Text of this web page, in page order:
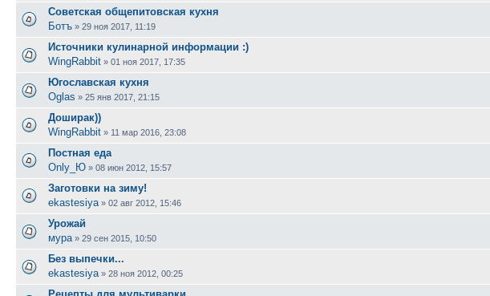
Советская общепитовская кухня
Ботъ » 29 ноя 2017, 11:19
Источники кулинарной информации :)
WingRabbit » 01 ноя 2017, 17:35
Югославская кухня
Oglas » 25 янв 2017, 21:15
Доширак))
WingRabbit » 11 мар 2016, 23:08
Постная еда
Only_Ю » 08 июн 2012, 15:57
Заготовки на зиму!
ekastesiya » 02 авг 2012, 15:46
Урожай
мура » 29 сен 2015, 10:50
Без выпечки...
ekastesiya » 28 ноя 2012, 00:25